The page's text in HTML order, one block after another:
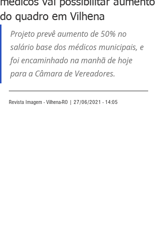
médicos vai possibilitar aumento
do quadro em Vilhena
Projeto prevê aumento de 50% no
salário base dos médicos municipais, e
foi encaminhado na manhã de hoje
para a Câmara de Vereadores.
Revista Imagem - Vilhena-RO | 27/06/2021 - 14:05